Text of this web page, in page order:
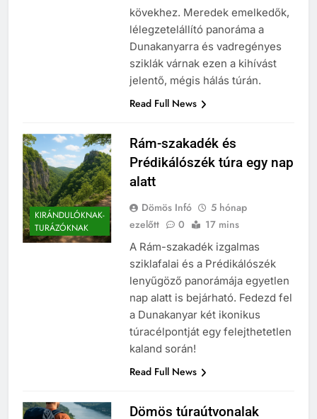
kövekhez. Meredek emelkedők,
lélegzetelállító panoráma a
Dunakanyarra és vadregényes
sziklák várnak ezen a kihívást
jelentő, mégis hálás túrán.
Read Full News
KIRÁNDULÓKNAK-
TURÁZÓKNAK
Rám-szakadék és
Prédikálószék túra egy nap
alatt
Dömös Infó
5 hónap
ezelőtt
0 17 mins
A Rám-szakadék izgalmas
sziklafalai és a Prédikálószék
lenyűgöző panorámája egyetlen
nap alatt is bejárható. Fedezd fel
a Dunakanyar két ikonikus
túracélpontját egy felejthetetlen
kaland során!
Read Full News
Dömös túraútvonalak